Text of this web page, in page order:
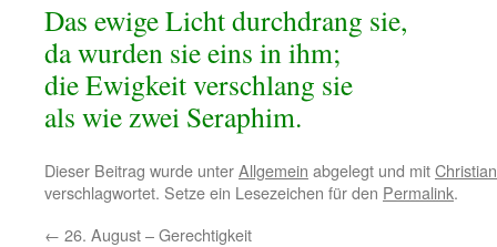
Das ewige Licht durchdrang sie,
da wurden sie eins in ihm;
die Ewigkeit verschlang sie
als wie zwei Seraphim.
Dieser Beitrag wurde unterAllgemein abgelegt und mit
verschlagwortet. Setze ein Lesezeichen für den Permalink.
← 26. August – Gerechtigkeit